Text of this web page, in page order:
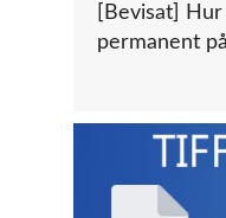
[Bevisat]
permanent